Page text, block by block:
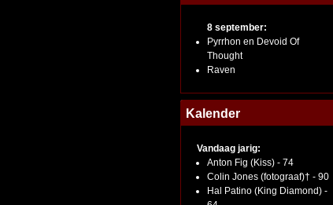
8 september:
Pyrrhon en Devoid Of
Thought
Raven
Kalender
Vandaag jarig:
Anton Fig (Kiss) - 74
Colin Jones (fotograaf)† - 90
Hal Patino (King Diamond) -